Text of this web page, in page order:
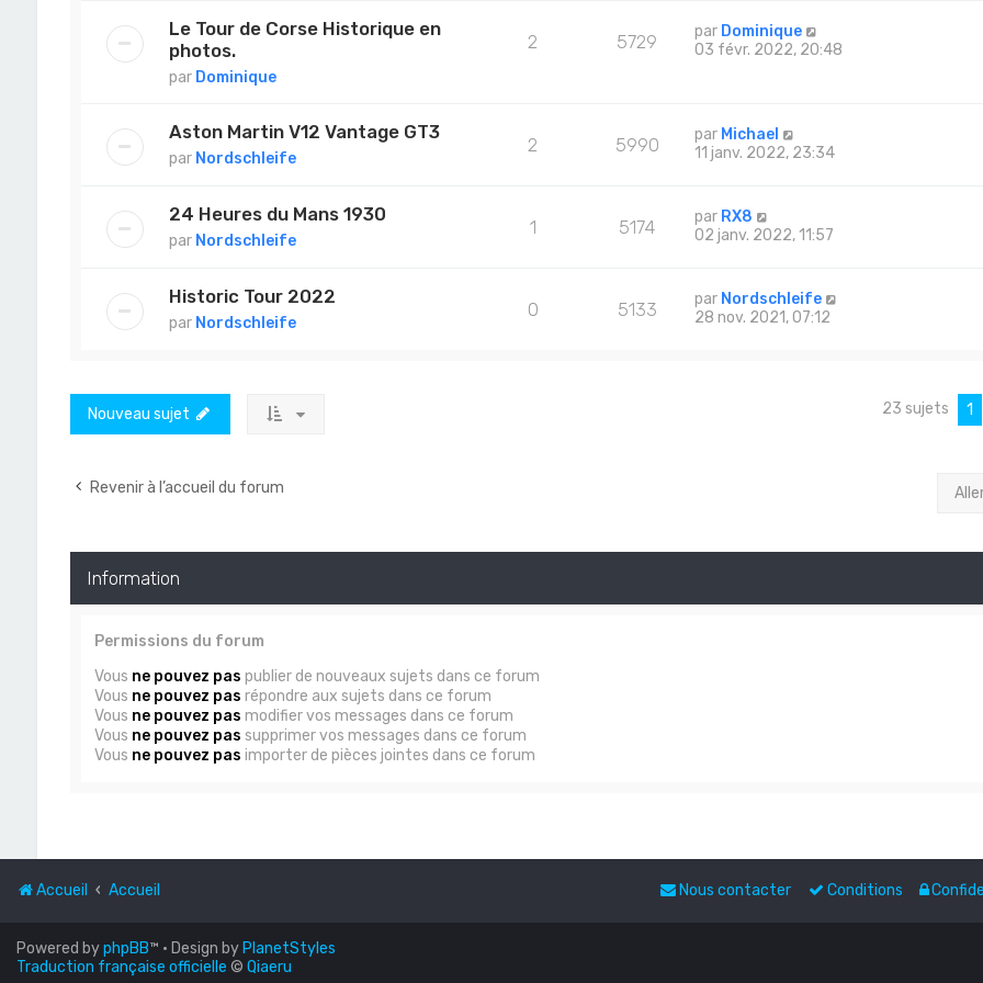
Le Tour de Corse Historique en
photos.
par Dominique
2 5729 par Dominique
03 févr. 2022, 20:48
Aston Martin V12 Vantage GT3
par Nordschleife
2 5990 par Michael
11 janv. 2022, 23:34
24 Heures du Mans 1930
par Nordschleife
1 5174 par RX8
02 janv. 2022, 11:57
Historic Tour 2022
par Nordschleife
0 5133 par Nordschleife
28 nov. 2021, 07:12
Nouveau sujet 23 sujets 1
Revenir à l’accueil du forum
Information
Permissions du forum
Vous ne pouvez pas publier de nouveaux sujets dans ce forum
Vous ne pouvez pas répondre aux sujets dans ce forum
Vous ne pouvez pas modifier vos messages dans ce forum
Vous ne pouvez pas supprimer vos messages dans ce forum
Vous ne pouvez pas importer de pièces jointes dans ce forum
Accueil Accueil Conditions
Nous contacter
Powered byphpBB™ • Design by PlanetStyles
Traduction française officielle © Qiaeru